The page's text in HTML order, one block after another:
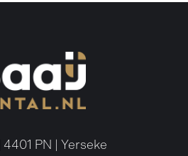
4401 PN | Yerseke